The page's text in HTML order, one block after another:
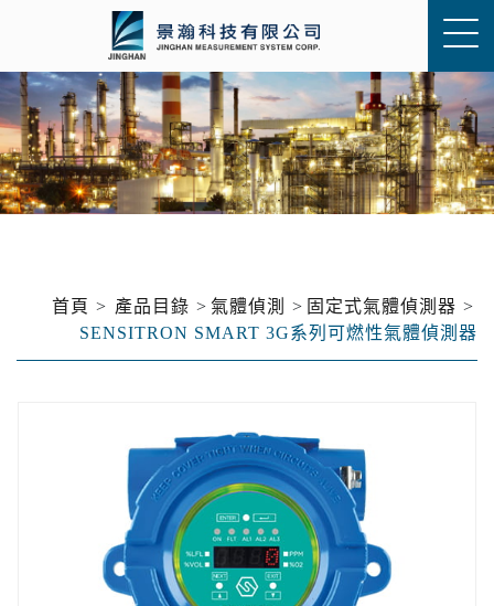
首頁 產品目錄 氣體偵測
固定式氣體偵測器
SENSITRON SMART 3G系列可燃性氣體偵測器